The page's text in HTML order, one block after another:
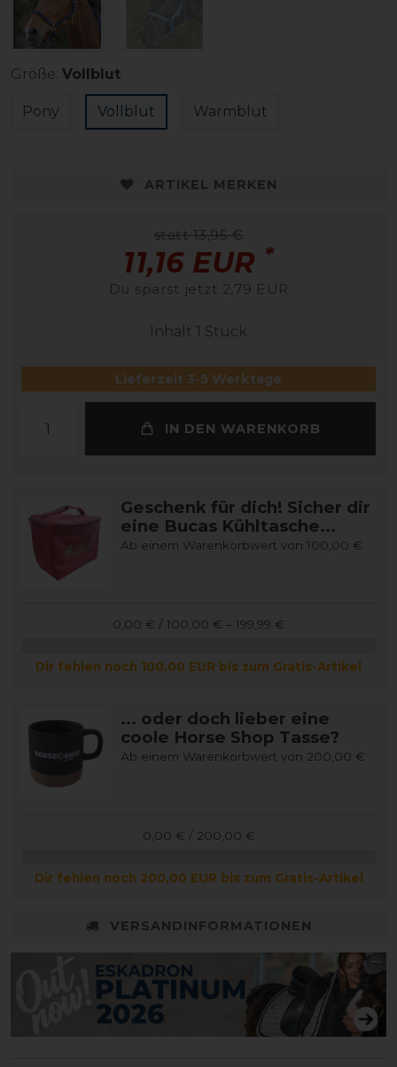
Größe: Vollblut
Pony Vollblut Warmblut
ARTIKEL MERKEN
statt 13,95 €
11,16 EUR *
Du sparst jetzt 2,79 EUR
Inhalt 1 Stück
Lieferzeit 3-5 Werktage
IN DEN WARENKORB
Geschenk für dich! Sicher dir
eine Bucas Kühltasche...
Ab einem Warenkorbwert von 100,00 €
0,00 € / 100,00 € – 199,99 €
Dir fehlen noch 100,00 EUR bis zum Gratis-Artikel
... oder doch lieber eine
coole Horse Shop Tasse?
Ab einem Warenkorbwert von 200,00 €
0,00 € / 200,00 €
Dir fehlen noch 200,00 EUR bis zum Gratis-Artikel
VERSANDINFORMATIONEN